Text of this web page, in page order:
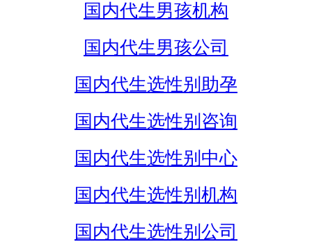
国内代生男孩机构
国内代生男孩公司
国内代生选性别助孕
国内代生选性别咨询
国内代生选性别中心
国内代生选性别机构
国内代生选性别公司